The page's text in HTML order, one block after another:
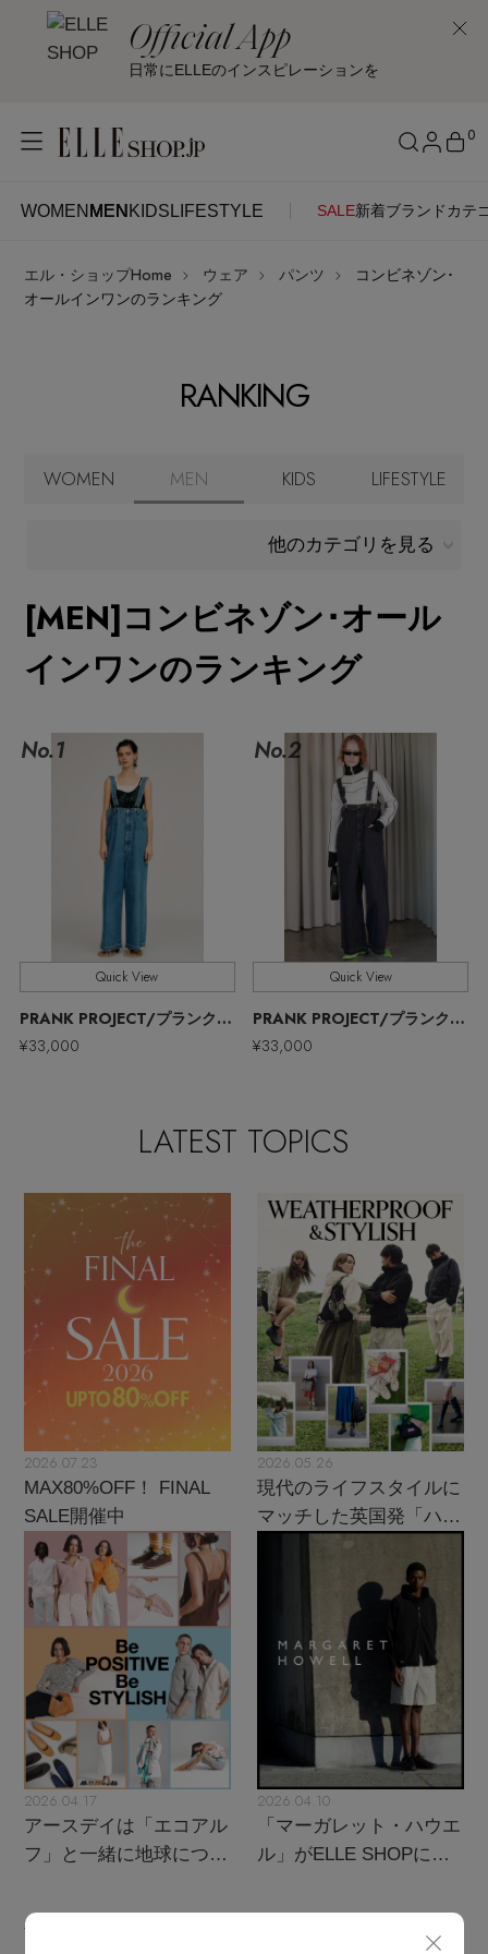
Official App
日常にELLEのインスピレーションを
WOMEN MEN KIDS LIFESTYLE SALE新着ブランド カテ
0
WOMENMEN KIDSLIFESTYLE
ITEMS
ブランド
最旬！トレンドワード
【SALE】メンズセール
MEN'S カットソー
MEN'S スニーカー
MEN'S スポーツ
MEN'S パンツ
アイテム一覧
ウェア
すべてのウェア
パンツ
ジャケット
ニット
コート
ルームウェア
シューズ
スニーカー
フラットシューズ
レインシューズ
ブーツ
ショルダーバッグ
トートバッグ
ハンドバッグ
財布・小物
ボディバッグ・ウェストポーチ
クラッチバッグ
ボストンバッグ
スーツケース
すべてのファッション小物
ストール・マフラー・ケープ
帽子・イヤーマフ
ヘアアクセサリー
スマートフォンケース・タブレットケース
アイウェア
ベルト
グローブ
レッグウェア
ポーチ
アクセサリー
すべてのアクセサリー
ピアス・イヤリング
ネックレス
バングル・ブレスレット
リング
コサージュ・ブローチ
アンクレット
チャーム
アンダーウェア
すべてのアンダーウェア
ショーツ
スポーツ
すべてのスポーツ
ウェア
シューズ
バッグ・小物
水着・スイムウェア
CONTENTS
特集一覧
NEW IN BRAND
BRAND NEWS
HOT STYLE
いち早くお届けします。
ご登録はこちら
ご利用ガイド
カスタマーサポート
エル・ショップについて
SEE RESULTS
エル・ショップHome ウェア パンツ
コンビネゾン･
オールインワンのランキング
RANKING
WOMEN MEN KIDS LIFESTYLE
他のカテゴリを見る
[MEN]コンビネゾン･オール
インワンのランキング
No.1
Quick View
PRANK PROJECT/プランク プロジェクト
¥33,000
No.2
Quick View
PRANK PROJECT/プランク プロジェクト
¥33,000
LATEST TOPICS
2026.07.23
MAX80%OFF！ FINAL
SALE開催中
2026.05.26
現代のライフスタイルに
マッチした英国発「ハン
ター」に注目
2026.04.17
アースデイは「エコアル
フ」と一緒に地球につい
2026.04.10
「マーガレット・ハウエ
ル」がELLE SHOPにカ